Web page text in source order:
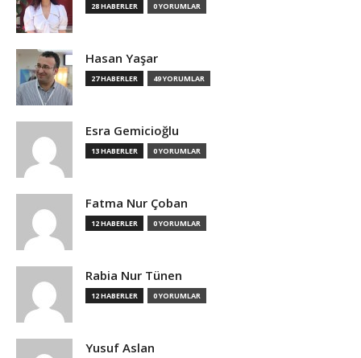
28 HABERLER 0 YORUMLAR
Hasan Yaşar
27 HABERLER 49 YORUMLAR
Esra Gemicioğlu
13 HABERLER 0 YORUMLAR
Fatma Nur Çoban
12 HABERLER 0 YORUMLAR
Rabia Nur Tünen
12 HABERLER 0 YORUMLAR
Yusuf Aslan